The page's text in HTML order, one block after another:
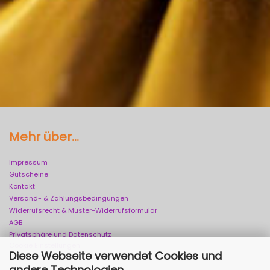
Diese Webseite verwendet Cookies und
Mehr über...
Impressum
Gutscheine
Kontakt
Versand- & Zahlungsbedingungen
Widerrufsrecht & Muster-Widerrufsformular
AGB
Privatsphäre und Datenschutz